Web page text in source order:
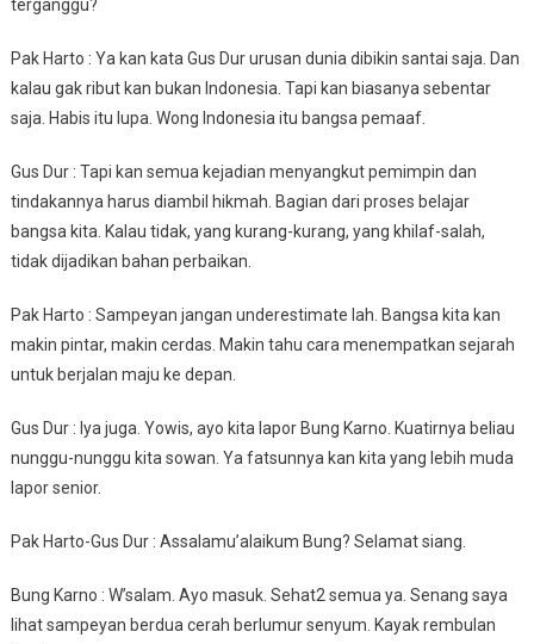
terganggu?
Pak Harto : Ya kan kata Gus Dur urusan dunia dibikin santai saja. Dan
kalau gak ribut kan bukan Indonesia. Tapi kan biasanya sebentar
saja. Habis itu lupa. Wong Indonesia itu bangsa pemaaf.
Gus Dur : Tapi kan semua kejadian menyangkut pemimpin dan
tindakannya harus diambil hikmah. Bagian dari proses belajar
bangsa kita. Kalau tidak, yang kurang-kurang, yang khilaf-salah,
tidak dijadikan bahan perbaikan.
Pak Harto : Sampeyan jangan underestimate lah. Bangsa kita kan
makin pintar, makin cerdas. Makin tahu cara menempatkan sejarah
untuk berjalan maju ke depan.
Gus Dur : Iya juga. Yowis, ayo kita lapor Bung Karno. Kuatirnya beliau
nunggu-nunggu kita sowan. Ya fatsunnya kan kita yang lebih muda
lapor senior.
Pak Harto-Gus Dur : Assalamu’alaikum Bung? Selamat siang.
Bung Karno : W’salam. Ayo masuk. Sehat2 semua ya. Senang saya
lihat sampeyan berdua cerah berlumur senyum. Kayak rembulan